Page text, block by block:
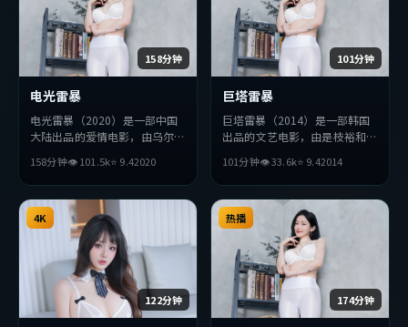
158分钟
电光雷暴
电光雷暴（2020）是一部中国
大陆出品的爱情电影，由乌尔善
演。影片在叙事与视听上力求突
破，探讨人性与抉择，节奏张弛
有度，适合喜欢该类型的观众完
整观看。
158分钟👁101.5k⭐ 9.42020
101分钟
巨塔雷暴
巨塔雷暴（2014）是一部韩国
出品的文艺电影，由是枝裕和执
昊等主演。影片在叙事与视听上
力求突破，探讨人性与抉择，节
奏张弛有度，适合喜欢该类型的
观众完整观看。
101分钟👁33.6k⭐ 9.42014
122分钟
4K
174分钟
热播